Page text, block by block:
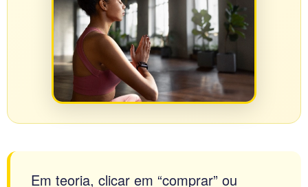
Em teoria, clicar em “comprar” ou